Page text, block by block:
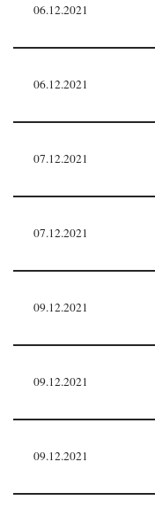
06.12.2021
06.12.2021
07.12.2021
07.12.2021
09.12.2021
09.12.2021
09.12.2021